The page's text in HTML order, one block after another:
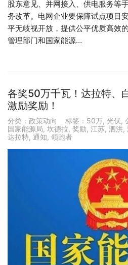
股东意见、并网接入、供电服务等
务改革。电网企业要保障试点项目
平无歧视开放，提供公平优质高效
管理部门和国家能源…
各奖50万千瓦！达拉特、
激励奖励！
分类： 政策动向 标签： 50万, 光伏,
国家能源局, 坎德拉, 奖励, 江苏, 泗洪,
达拉特, 通知, 领跑者